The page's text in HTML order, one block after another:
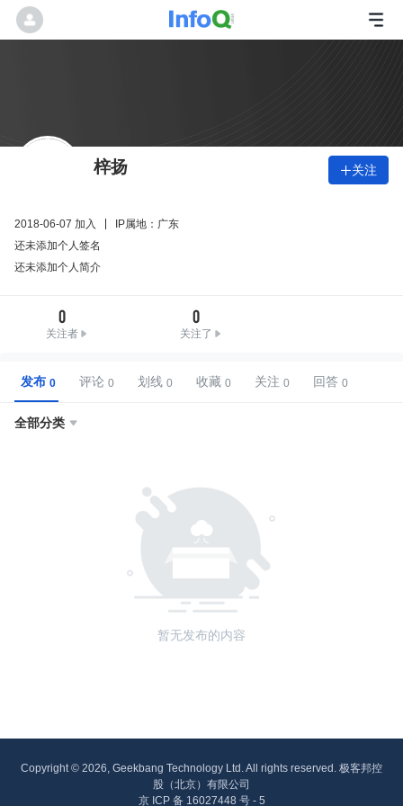
梓扬 关注
2018-06-07 加入
IP属地：广东
还未添加个人签名
还未添加个人简介
0
关注者
0
关注了
发布 评论 划线 收藏 关注 回答
全部分类 
暂无发布的内容
Copyright © 2026, Geekbang Technology Ltd. All rights reserved. 极客邦控
股（北京）有限公司
京 ICP 备 16027448 号 - 5